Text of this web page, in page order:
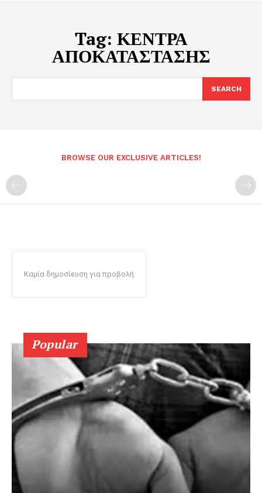
Tag: ΚΕΝΤΡΑ
ΑΠΟΚΑΤΑΣΤΑΣΗΣ
SEARCH
BROWSE OUR EXCLUSIVE ARTICLES!
Καμία δημοσίευση για προβολή
Popular